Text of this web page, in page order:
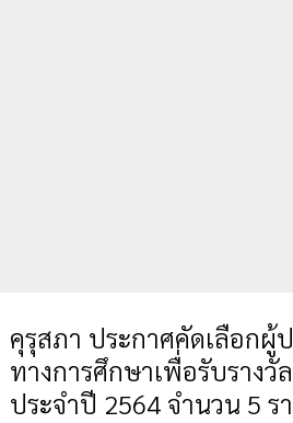
คุรุสภา ประกาศคัดเลือกผู้
ทางการศึกษาเพื่อรับรางวั
ประจำปี 2564 จำนวน 5 ร